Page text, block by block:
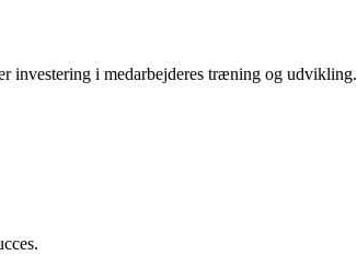
investering i medarbejderes træning og udvikling.